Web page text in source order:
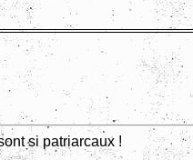
si patriarcaux !